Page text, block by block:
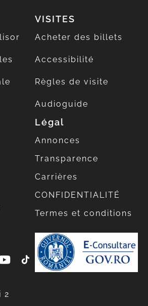
VISITES
Acheter des billets
Accessibilité
Règles de visite
Audioguide
Légal
Annonces
Transparence
Carrières
CONFIDENTIALITÉ
Termes et conditions
2